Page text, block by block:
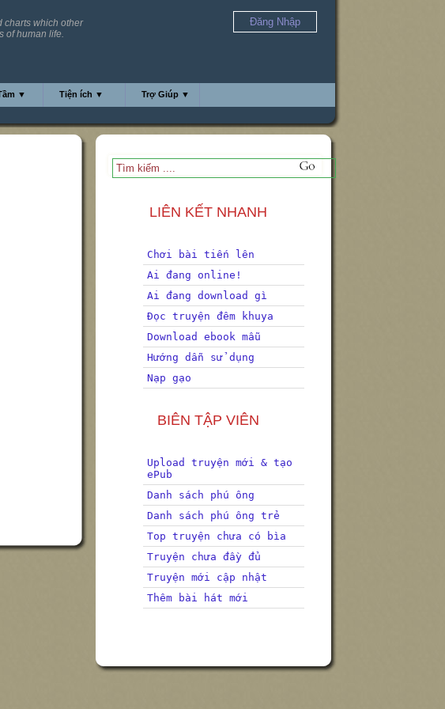
charts which other
of human life.
Đăng Nhập
▼ Tiện ích ▼ Trợ Giúp ▼
LIÊN KẾT NHANH
Chơi bài tiến lên
Ai đang online!
Ai đang download gì
Đọc truyện đêm khuya
Download ebook mẫu
Hướng dẫn sử dụng
Nạp gạo
BIÊN TẬP VIÊN
Upload truyện mới & tạo
ePub
Danh sách phú ông
Danh sách phú ông trẻ
Top truyện chưa có bìa
Truyện chưa đầy đủ
Truyện mới cập nhật
Thêm bài hát mới